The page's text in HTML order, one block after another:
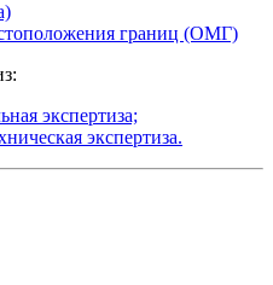
границ (ОМГ)
экспертиза;
экспертиза.